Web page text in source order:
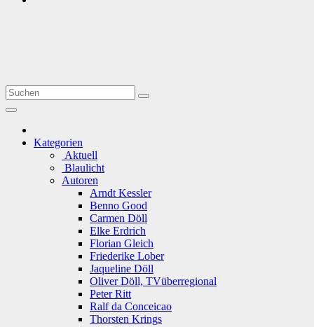
Kategorien
Aktuell
Blaulicht
Autoren
Arndt Kessler
Benno Good
Carmen Döll
Elke Erdrich
Florian Gleich
Friederike Lober
Jaqueline Döll
Oliver Döll, TVüberregional
Peter Ritt
Ralf da Conceicao
Thorsten Krings